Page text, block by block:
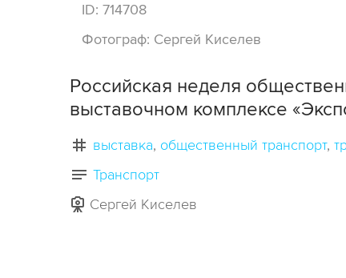
ID: 714708
Фотограф: Сергей Киселев
Российская неделя
выставочном комплексе
выставка общественный транспорт
Транспорт
Сергей Киселев